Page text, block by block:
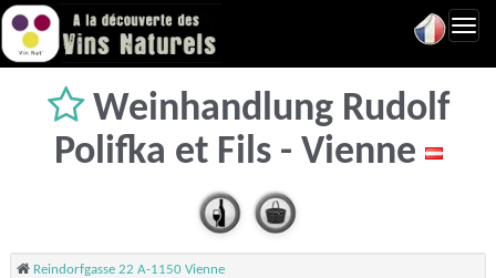
Weinhandlung Rudolf
Polifka et Fils - Vienne
Reindorfgasse 22 A-1150 Vienne